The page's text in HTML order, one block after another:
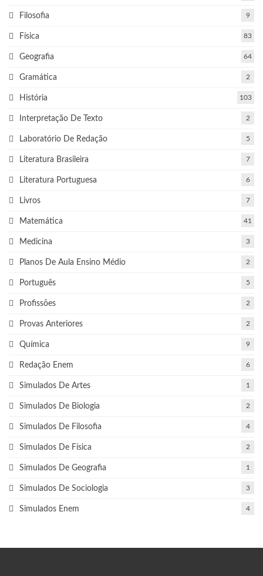
Filosofia 9
Física 83
Geografia 64
Gramática 2
História 103
Interpretação De Texto 2
Laboratório De Redação 5
Literatura Brasileira 7
Literatura Portuguesa 6
Livros 7
Matemática 41
Medicina 3
Planos De Aula Ensino Médio 2
Português 5
Profissões 2
Provas Anteriores 2
Química 9
Redação Enem 6
Simulados De Artes 1
Simulados De Biologia 2
Simulados De Filosofia 4
Simulados De Física 2
Simulados De Geografia 1
Simulados De Sociologia 3
Simulados Enem 4